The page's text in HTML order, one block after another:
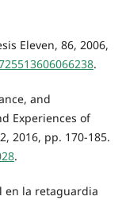
Eleven, 86, 2006,
.
and
Experiences of
2016, pp. 170-185.
.
en la retaguardia